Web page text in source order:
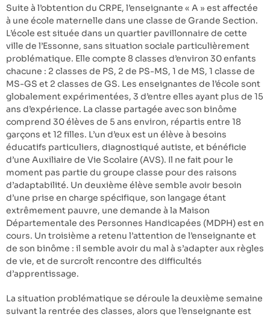
Suite à l’obtention du CRPE, l’enseignante « A » est affectée
à une école maternelle dans une classe de Grande Section.
L’école est située dans un quartier pavillonnaire de cette
ville de l’Essonne, sans situation sociale particulièrement
problématique. Elle compte 8 classes d’environ 30 enfants
chacune : 2 classes de PS, 2 de PS-MS, 1 de MS, 1 classe de
MS-GS et 2 classes de GS. Les enseignantes de l’école sont
globalement expérimentées, 3 d’entre elles ayant plus de 15
ans d’expérience. La classe partagée avec son binôme
comprend 30 élèves de 5 ans environ, répartis entre 18
garçons et 12 filles. L’un d’eux est un élève à besoins
éducatifs particuliers, diagnostiqué autiste, et bénéficie
d’une Auxiliaire de Vie Scolaire (AVS). Il ne fait pour le
moment pas partie du groupe classe pour des raisons
d’adaptabilité. Un deuxième élève semble avoir besoin
d’une prise en charge spécifique, son langage étant
extrêmement pauvre, une demande à la Maison
Départementale des Personnes Handicapées (MDPH) est en
cours. Un troisième a retenu l’attention de l’enseignante et
de son binôme : il semble avoir du mal à s’adapter aux règles
de vie, et de surcroît rencontre des difficultés
d’apprentissage.
La situation problématique se déroule la deuxième semaine
suivant la rentrée des classes, alors que l’enseignante est